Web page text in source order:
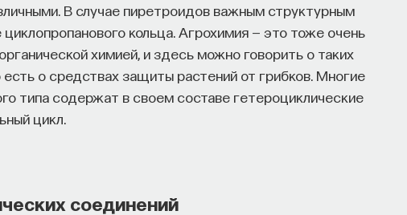
В случае пиретроидов важным структурным
кольца. Агрохимия — это тоже очень
химией, и здесь можно говорить о таких
о средствах защиты растений от грибков. Многие
типа содержат в своем составе гетероциклические
цикл.
соединений